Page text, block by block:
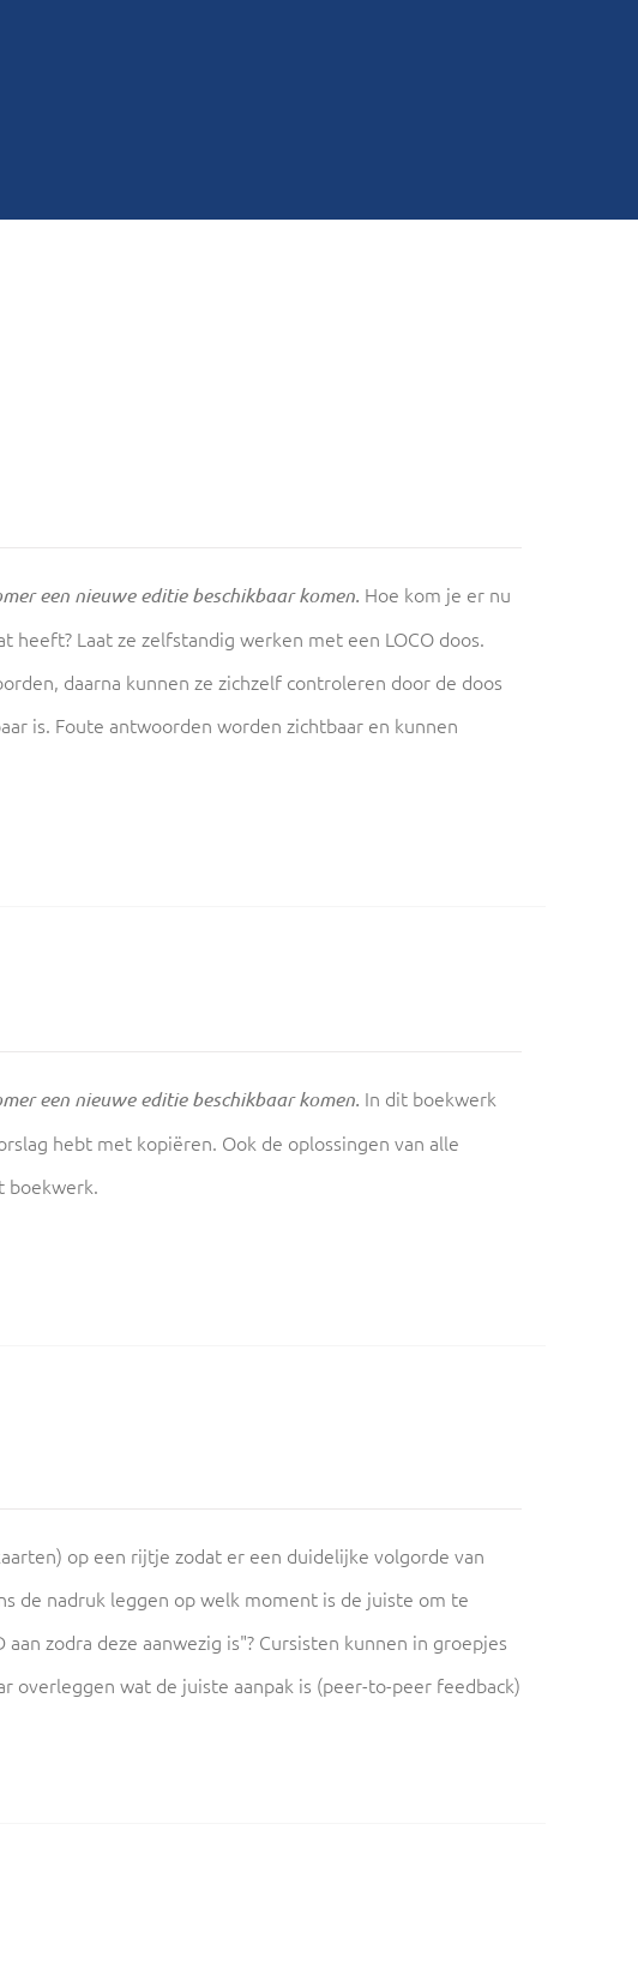
een nieuwe editie beschikbaar komen. Hoe kom je er nu
heeft? Laat ze zelfstandig werken met een LOCO doos.
daarna kunnen ze zichzelf controleren door de doos
is. Foute antwoorden worden zichtbaar en kunnen
een nieuwe editie beschikbaar komen. In dit boekwerk
hebt met kopiëren. Ook de oplossingen van alle
boekwerk.
op een rijtje zodat er een duidelijke volgorde van
de nadruk leggen op welk moment is de juiste om te
zodra deze aanwezig is"? Cursisten kunnen in groepjes
wat de juiste aanpak is (peer-to-peer feedback)